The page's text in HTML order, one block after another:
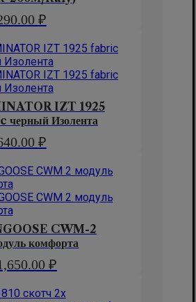
₽
IZT 1925
Изолента
₽
CWM-2
комфорта
₽